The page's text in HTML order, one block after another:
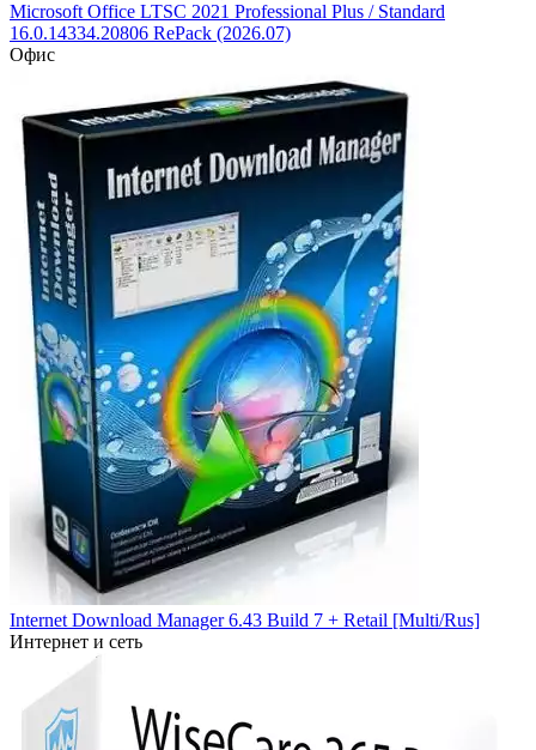
Microsoft Office LTSC 2021 Professional Plus / Standard
16.0.14334.20806 RePack (2026.07)
Офис
Internet Download Manager 6.43 Build 7 + Retail [Multi/Rus]
Интернет и сеть